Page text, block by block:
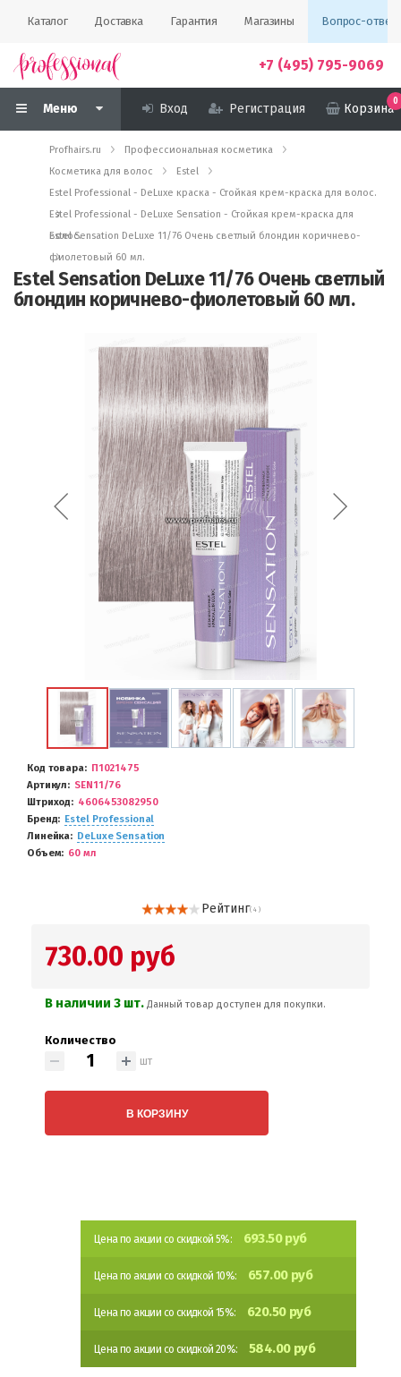
Каталог Доставка Гарантия Магазины Вопрос-ответ
+7 (495) 795-9069
Меню Вход Регистрация Корзина
0
Profhairs.ru
Профессиональная косметика
Косметика для волос
Estel
Estel Professional - DeLuxe краска - Стойкая крем-краска для волос.
Estel Professional - DeLuxe Sensation - Стойкая крем-краска для
волос.
Estel Sensation DeLuxe 11/76 Очень светлый блондин коричнево-
фиолетовый 60 мл.
Estel Sensation DeLuxe 11/76 Очень светлый
блондин коричнево-фиолетовый 60 мл.
Код товара
П1021475
Артикул
SEN11/76
Штриход
4606453082950
Бренд
Estel Professional
Линейка
DeLuxe Sensation
Объем
60 мл
Рейтинг( 4 )
730.00 руб
В наличии 3 шт. Данный товар доступен для покупки.
Количество
шт
В КОРЗИНУ
Цена по акции со скидкой 5%: 693.50 руб
Цена по акции со скидкой 10%: 657.00 руб
Цена по акции со скидкой 15%: 620.50 руб
Цена по акции со скидкой 20%: 584.00 руб